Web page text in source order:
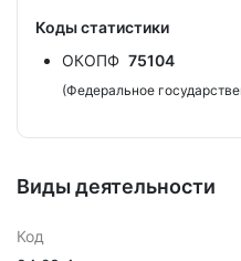
Коды статистики
ОКОПФ 75104
(Федеральное
Виды деятельности
Код